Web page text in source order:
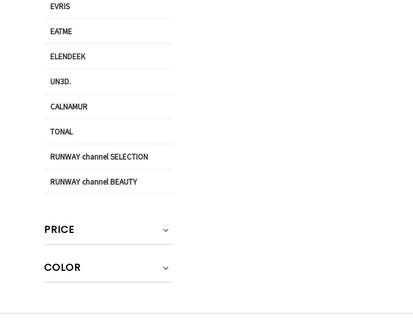
EVRIS
EATME
ELENDEEK
UN3D.
CALNAMUR
TONAL
RUNWAY channel SELECTION
RUNWAY channel BEAUTY
PRICE
COLOR